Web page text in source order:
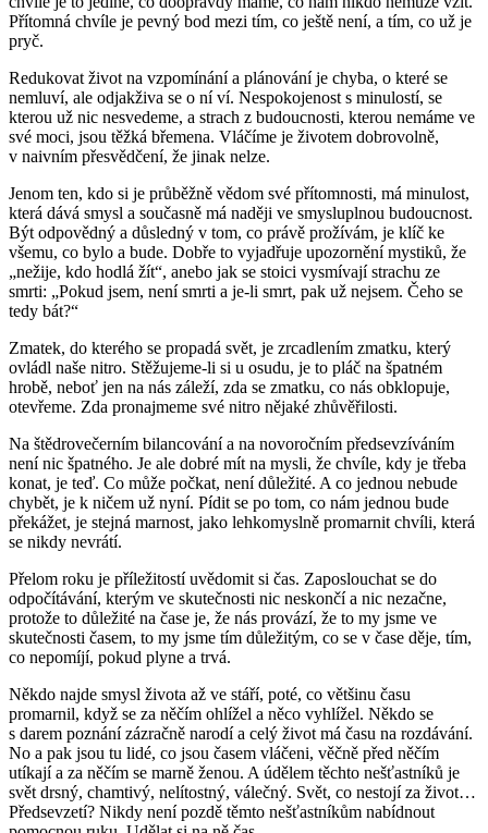
Přítomná chvíle je pevný bod mezi tím, co ještě není, a tím, co už je
pryč.
Redukovat život na vzpomínání a plánování je chyba, o které se
nemluví, ale odjakživa se o ní ví. Nespokojenost s minulostí, se
kterou už nic nesvedeme, a strach z budoucnosti, kterou nemáme ve
své moci, jsou těžká břemena. Vláčíme je životem dobrovolně,
v naivním přesvědčení, že jinak nelze.
Jenom ten, kdo si je průběžně vědom své přítomnosti, má minulost,
která dává smysl a současně má naději ve smysluplnou budoucnost.
Být odpovědný a důsledný v tom, co právě prožívám, je klíč ke
všemu, co bylo a bude. Dobře to vyjadřuje upozornění mystiků, že
„nežije, kdo hodlá žít“, anebo jak se stoici vysmívají strachu ze
smrti: „Pokud jsem, není smrti a je-li smrt, pak už nejsem. Čeho se
tedy bát?“
Zmatek, do kterého se propadá svět, je zrcadlením zmatku, který
ovládl naše nitro. Stěžujeme-li si u osudu, je to pláč na špatném
hrobě, neboť jen na nás záleží, zda se zmatku, co nás obklopuje,
otevřeme. Zda pronajmeme své nitro nějaké zhůvěřilosti.
Na štědrovečerním bilancování a na novoročním předsevzíváním
není nic špatného. Je ale dobré mít na mysli, že chvíle, kdy je třeba
konat, je teď. Co může počkat, není důležité. A co jednou nebude
chybět, je k ničem už nyní. Pídit se po tom, co nám jednou bude
překážet, je stejná marnost, jako lehkomyslně promarnit chvíli, která
se nikdy nevrátí.
Přelom roku je příležitostí uvědomit si čas. Zaposlouchat se do
odpočítávání, kterým ve skutečnosti nic neskončí a nic nezačne,
protože to důležité na čase je, že nás provází, že to my jsme ve
skutečnosti časem, to my jsme tím důležitým, co se v čase děje, tím,
co nepomíjí, pokud plyne a trvá.
Někdo najde smysl života až ve stáří, poté, co většinu času
promarnil, když se za něčím ohlížel a něco vyhlížel. Někdo se
s darem poznání zázračně narodí a celý život má času na rozdávání.
No a pak jsou tu lidé, co jsou časem vláčeni, věčně před něčím
utíkají a za něčím se marně ženou. A údělem těchto nešťastníků je
svět drsný, chamtivý, nelítostný, válečný. Svět, co nestojí za život…
Předsevzetí? Nikdy není pozdě těmto nešťastníkům nabídnout